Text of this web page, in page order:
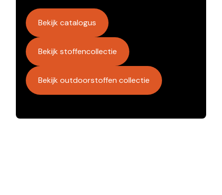
Bekijk catalogus
Bekijk stoffencollectie
Bekijk outdoorstoffen collectie